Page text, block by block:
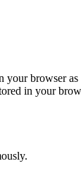
your browser
in your